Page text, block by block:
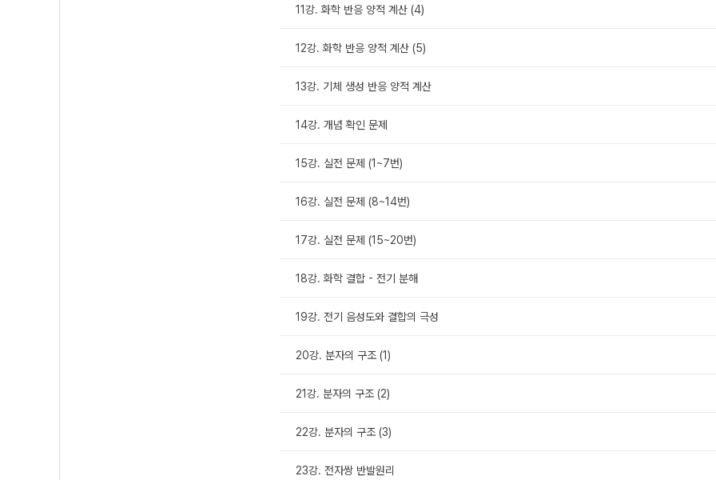
11강. 화학 반응 양적 계산 (4)
12강. 화학 반응 양적 계산 (5)
13강. 기체 생성 반응 양적 계산
14강. 개념 확인 문제
15강. 실전 문제 (1~7번)
16강. 실전 문제 (8~14번)
17강. 실전 문제 (15~20번)
18강. 화학 결합 - 전기 분해
19강. 전기 음성도와 결합의 극성
20강. 분자의 구조 (1)
21강. 분자의 구조 (2)
22강. 분자의 구조 (3)
23강. 전자쌍 반발원리